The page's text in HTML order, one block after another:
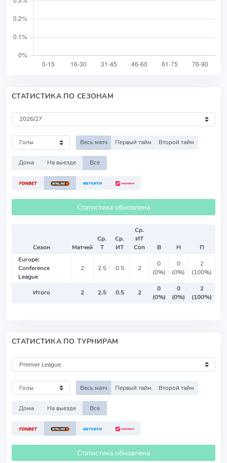
СТАТИСТИКА ПО СЕЗОНАМ
Весь матч Первый тайм Второй тайм
Дома На выезде Все
Статистика обновлена
Сезон Матчей
Ср.
Т
Ср.
ИТ
Ср.
ИТ
Соп
В Н
П
Europe:
Conference
League
2 2.5 0.5 2
0
(0%)
0
(0%)
2
(100%)
Итого 2 2.5 0.5 2
0
(0%)
0
(0%)
2
(100%)
СТАТИСТИКА ПО ТУРНИРАМ
Весь матч Первый тайм Второй тайм
Дома На выезде Все
Статистика обновлена